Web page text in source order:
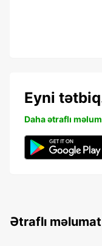
Eyni
Daha ətraflı
Ətraflı məlumat